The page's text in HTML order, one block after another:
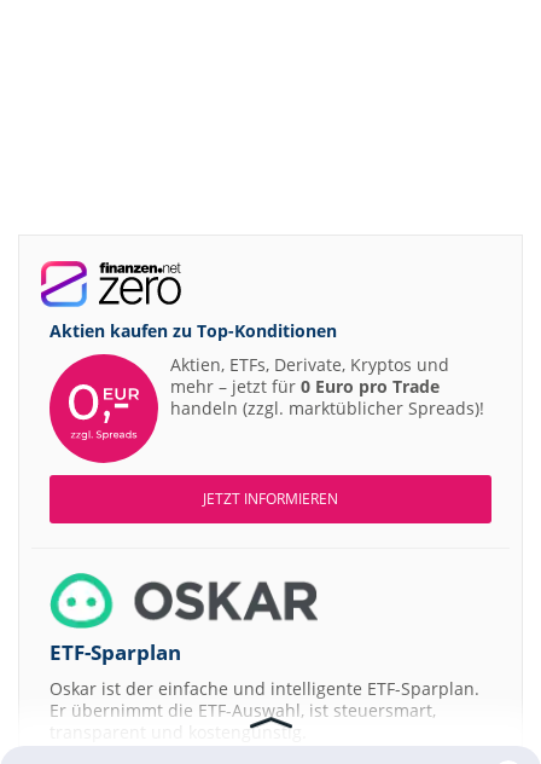
Aktien kaufen zu Top-Konditionen
Aktien, ETFs, Derivate, Kryptos und
mehr – jetzt für 0 Euro pro Trade
handeln (zzgl. marktüblicher Spreads)!
JETZT INFORMIEREN
ETF-Sparplan
Oskar ist der einfache und intelligente ETF-Sparplan.
Er übernimmt die ETF-Auswahl, ist steuersmart,
transparent und kostengünstig.